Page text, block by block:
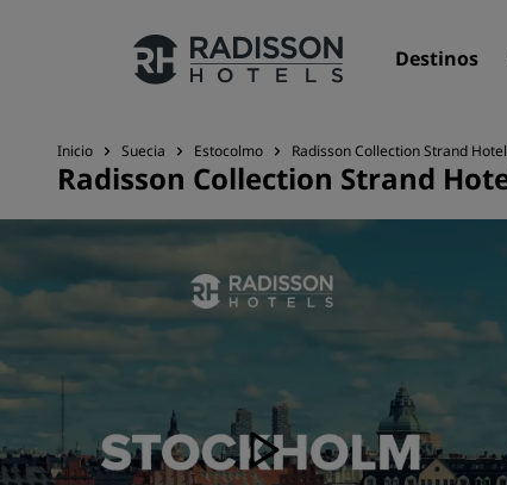
Destinos
Nuestras marcas
Marcas de Radisson Hotels
Inicio Suecia Estocolmo Radisson Collection Strand
Radisson Collection Strand